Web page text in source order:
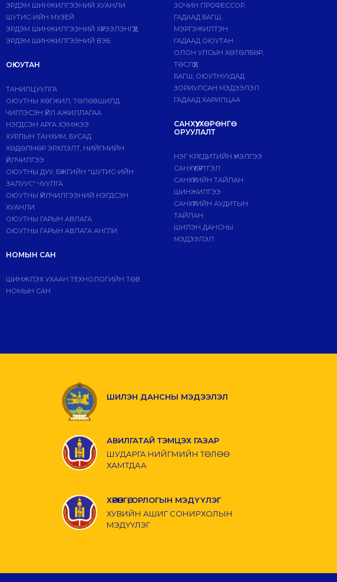
ЭРДЭМ ШИНЖИЛГЭЭНИЙ ХУАНЛИ
ШУТИС-ИЙН МУЗЕЙ
ЭРДЭМ ШИНЖИЛГЭЭНИЙ ХҮРЭЭЛЭНГҮҮД
ЭРДЭМ ШИНЖИЛГЭЭНИЙ ВЭБ
ОЮУТАН
ТАНИЛЦУУЛГА
ОЮУТНЫ ХӨГЖИЛ, ТӨЛӨВШИЛД
ЧИГЛЭСЭН ҮЙЛ АЖИЛЛАГАА
НЭГДСЭН АРГА ХЭМЖЭЭ
ХУРЛЫН ТАНХИМ, БУСАД
ХӨДӨЛМӨР ЭРХЛЭЛТ, НИЙГМИЙН
ҮЙЛЧИЛГЭЭ
ОЮУТНЫ ДУУ, БҮЖГИЙН "ШУТИС-ИЙН
ЗАЛУУС" ЧУУЛГА
ОЮУТНЫ ҮЙЛЧИЛГЭЭНИЙ НЭГДСЭН
ХУАНЛИ
ОЮУТНЫ ГАРЫН АВЛАГА
ОЮУТНЫ ГАРЫН АВЛАГА АНГЛИ
НОМЫН САН
ШИНЖЛЭХ УХААН ТЕХНОЛОГИЙН ТӨВ
НОМЫН САН
ЗОЧИН ПРОФЕССОР,
ГАДААД БАГШ,
МЭРГЭЖИЛТЭН
ГАДААД ОЮУТАН
ОЛОН УЛСЫН ХӨТӨЛБӨР,
ТӨСЛҮҮД
БАГШ, ОЮУТНУУДАД
ЗОРИУЛСАН МЭДЭЭЛЭЛ
ГАДААД ХАРИЛЦАА
САНХҮҮ, ХӨРӨНГӨ
ОРУУЛАЛТ
НЭГ КРЕДИТИЙН ҮНЭЛГЭЭ
САНХҮҮ БҮРТГЭЛ
САНХҮҮГИЙН ТАЙЛАН
ШИНЖИЛГЭЭ
САНХҮҮГИЙН АУДИТЫН
ТАЙЛАН
ШИЛЭН ДАНСНЫ
МЭДЭЭЛЭЛ
ШИЛЭН ДАНСНЫ МЭДЭЭЛЭЛ
АВИЛГАТАЙ ТЭМЦЭХ ГАЗАР
ШУДАРГА НИЙГМИЙН ТӨЛӨӨ
ХАМТДАА
ХӨРӨНГӨ, ОРЛОГЫН МЭДҮҮЛЭГ
ХУВИЙН АШИГ СОНИРХОЛЫН
МЭДҮҮЛЭГ